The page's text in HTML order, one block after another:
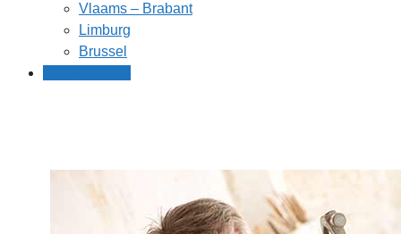
Vlaams – Brabant
Limburg
Brussel